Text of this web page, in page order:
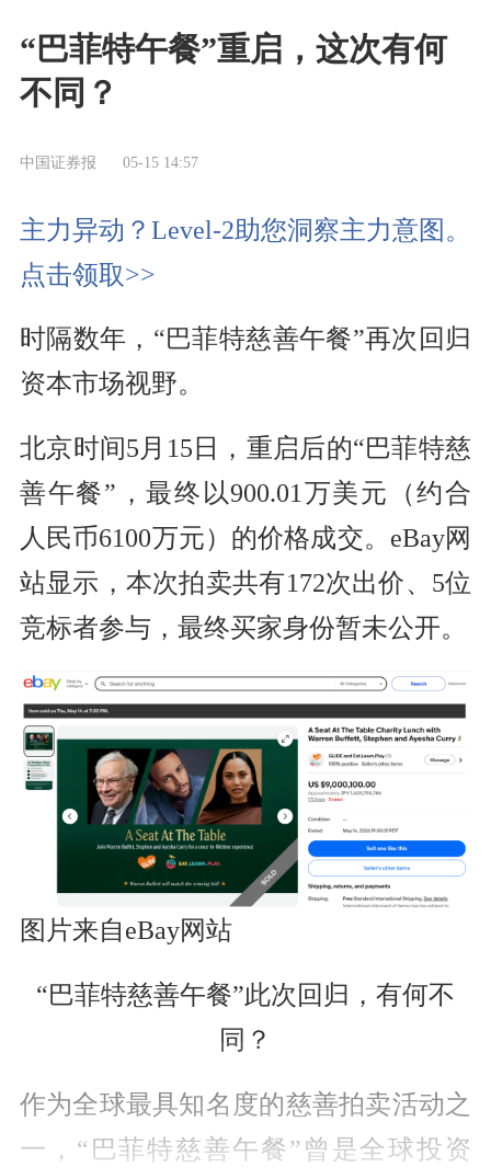
“巴菲特午餐”重启，这次有何
不同？
中国证券报 05-15 14:57
主力异动？Level-2助您洞察主力意图。
点击领取>>
时隔数年，“巴菲特慈善午餐”再次回归
资本市场视野。
北京时间5月15日，重启后的“巴菲特慈
善午餐”，最终以900.01万美元（约合
人民币6100万元）的价格成交。eBay网
站显示，本次拍卖共有172次出价、5位
竞标者参与，最终买家身份暂未公开。
图片来自eBay网站
“巴菲特慈善午餐”此次回归，有何不
同？
作为全球最具知名度的慈善拍卖活动之
一，“巴菲特慈善午餐”曾是全球投资